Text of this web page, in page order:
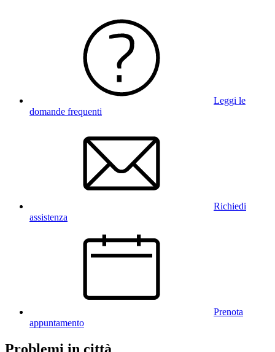
Leggi le
domande frequenti
Richiedi
assistenza
Prenota
appuntamento